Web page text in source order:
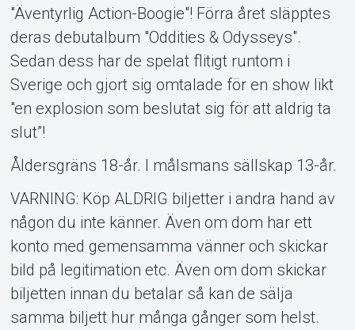
"Äventyrlig Action-Boogie"! Förra året släpptes
deras debutalbum "Oddities & Odysseys".
Sedan dess har de spelat flitigt runtom i
Sverige och gjort sig omtalade för en show likt
"en explosion som beslutat sig för att aldrig ta
slut”!
Åldersgräns 18-år. I målsmans sällskap 13-år.
VARNING: Köp ALDRIG biljetter i andra hand av
någon du inte känner. Även om dom har ett
konto med gemensamma vänner och skickar
bild på legitimation etc. Även om dom skickar
biljetten innan du betalar så kan de sälja
samma biljett hur många gånger som helst.